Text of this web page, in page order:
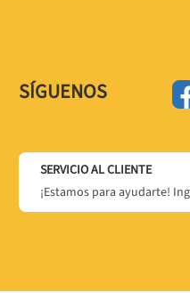
SÍGUENOS
SERVICIO AL CLIENTE
¡Estamos para ayudarte!